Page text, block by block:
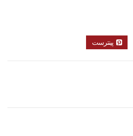
پینترست